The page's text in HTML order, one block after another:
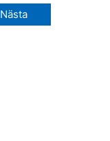
Nästa